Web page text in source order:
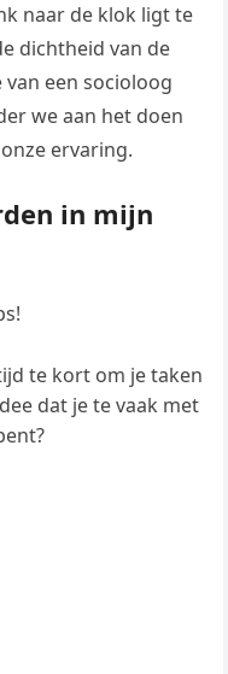
naar de klok ligt te
dichtheid van de
van een socioloog
we aan het doen
ervaring.
in mijn
te kort om je taken
dat je te vaak met